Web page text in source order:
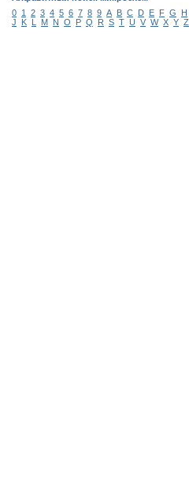
0 1 2 3 4 5 6 7 8 9 A B C D E F G H
J
K L M N O P Q R S T U V W X Y Z